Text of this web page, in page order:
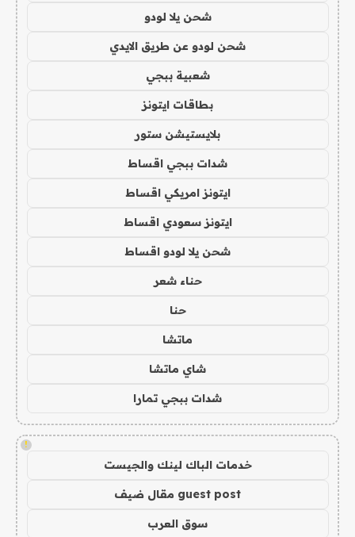
شحن يلا لودو
شحن لودو عن طريق الايدي
شعبية ببجي
بطاقات ايتونز
بلايستيشن ستور
شدات ببجي اقساط
ايتونز امريكي اقساط
ايتونز سعودي اقساط
شحن يلا لودو اقساط
حناء شعر
حنا
ماتشا
شاي ماتشا
شدات ببجي تمارا
!
خدمات الباك لينك والجيست
guest post مقال ضيف
سوق العرب